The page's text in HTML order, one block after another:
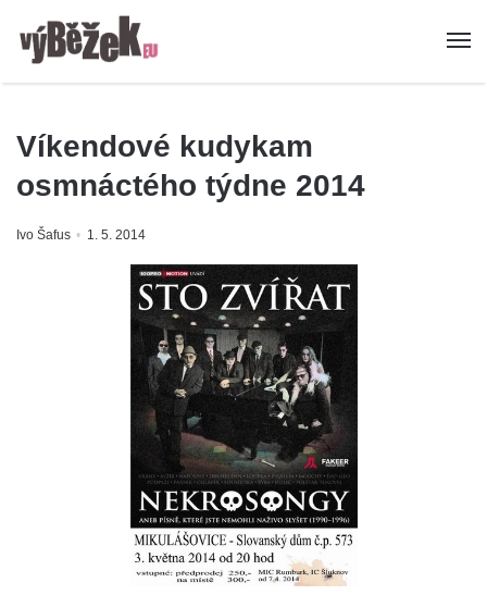
Víkendové kudykam
osmnáctého týdne 2014
Ivo Šafus 1. 5. 2014